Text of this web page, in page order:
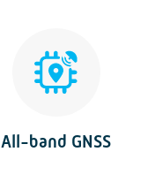
All-band GNSS